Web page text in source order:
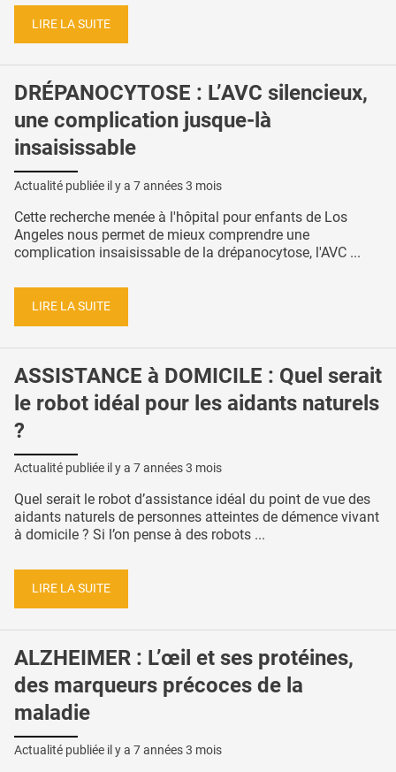
LIRE LA SUITE
DRÉPANOCYTOSE : L’AVC silencieux,
une complication jusque-là
insaisissable
Actualité publiée il y a 7 années 3 mois
Cette recherche menée à l'hôpital pour enfants de Los
Angeles nous permet de mieux comprendre une
complication insaisissable de la drépanocytose, l'AVC ...
LIRE LA SUITE
ASSISTANCE à DOMICILE : Quel serait
le robot idéal pour les aidants naturels
?
Actualité publiée il y a 7 années 3 mois
Quel serait le robot d’assistance idéal du point de vue des
aidants naturels de personnes atteintes de démence vivant
à domicile ? Si l’on pense à des robots ...
LIRE LA SUITE
ALZHEIMER : L’œil et ses protéines,
des marqueurs précoces de la
maladie
Actualité publiée il y a 7 années 3 mois